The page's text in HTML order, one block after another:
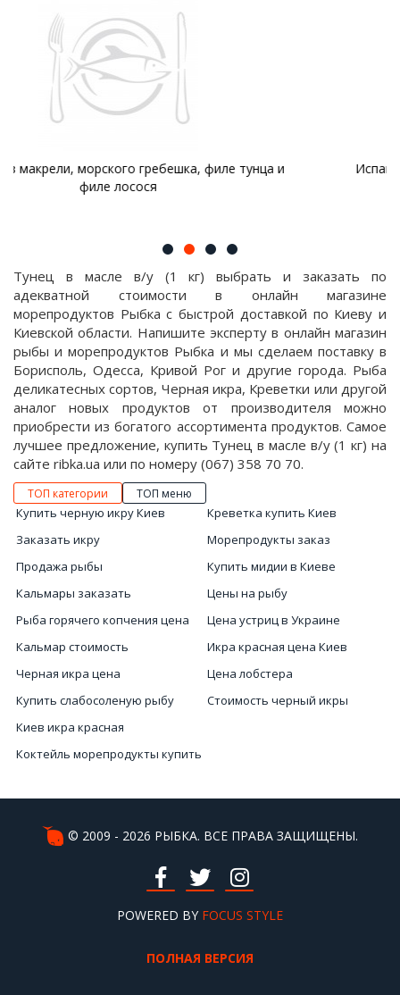
тунца и Испанский стейк из тунца "Pimienta especial"
Тунец в масле в/у (1 кг) выбрать и заказать по
адекватной стоимости в онлайн магазине
морепродуктов Рыбка с быстрой доставкой по Киеву и
Киевской области. Напишите эксперту в онлайн магазин
рыбы и морепродуктов Рыбка и мы сделаем поставку в
Борисполь, Одесса, Кривой Рог и другие города. Рыба
деликатесных сортов, Черная икра, Креветки или другой
аналог новых продуктов от производителя можно
приобрести из богатого ассортимента продуктов. Самое
лучшее предложение, купить Тунец в масле в/у (1 кг) на
сайте ribka.ua или по номеру (067) 358 70 70.
ТОП категории ТОП меню
Купить черную икру Киев
Заказать икру
Продажа рыбы
Кальмары заказать
Рыба горячего копчения цена
Кальмар стоимость
Черная икра цена
Купить слабосоленую рыбу
Креветка купить Киев
Морепродукты заказ
Купить мидии в Киеве
Цены на рыбу
Цена устриц в Украине
Икра красная цена Киев
Цена лобстера
Стоимость черный икры
Киев икра красная
Коктейль морепродукты купить
Морской еж цена
Икра интернет магазин
Купить улитку в Украине
© 2009 - 2026 РЫБКА. ВСЕ ПРАВА ЗАЩИЩЕНЫ.
POWERED BY FOCUS STYLE
ПОЛНАЯ ВЕРСИЯ